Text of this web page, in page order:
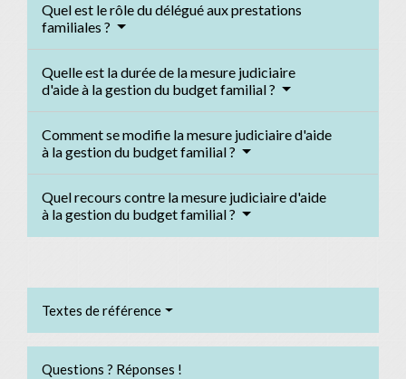
Quel est le rôle du délégué aux prestations
familiales ?
Quelle est la durée de la mesure judiciaire
d'aide à la gestion du budget familial ?
Comment se modifie la mesure judiciaire d'aide
à la gestion du budget familial ?
Quel recours contre la mesure judiciaire d'aide
à la gestion du budget familial ?
Textes de référence
Questions ? Réponses !